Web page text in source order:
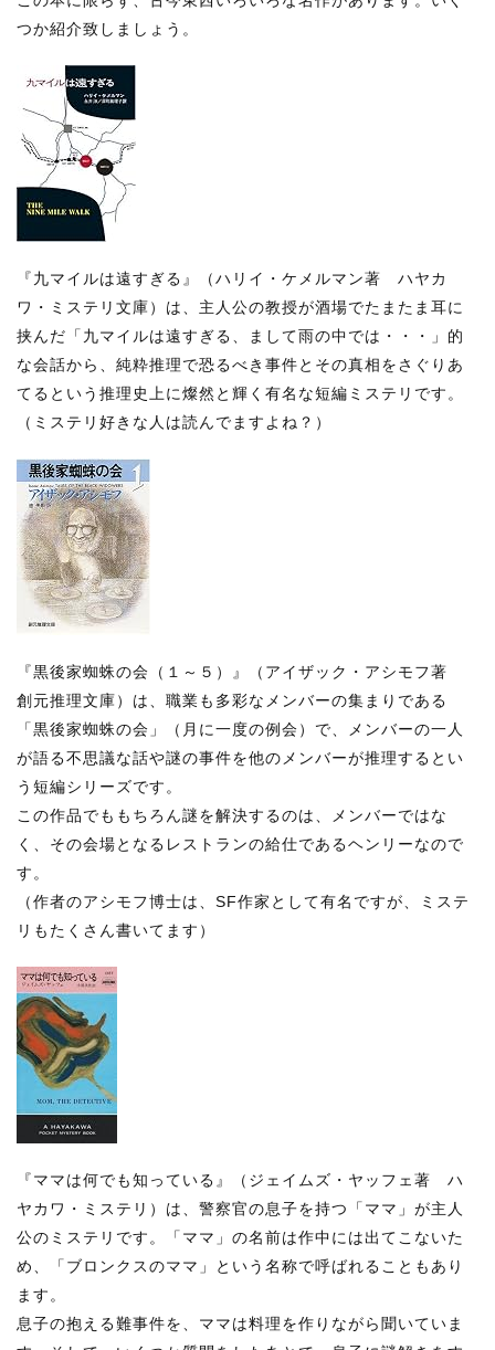
つか紹介致しましょう。
『九マイルは遠すぎる』（ハリイ・ケメルマン著 ハヤカ
ワ・ミステリ文庫）は、主人公の教授が酒場でたまたま耳に
挟んだ「九マイルは遠すぎる、まして雨の中では・・・」的
な会話から、純粋推理で恐るべき事件とその真相をさぐりあ
てるという推理史上に燦然と輝く有名な短編ミステリです。
（ミステリ好きな人は読んでますよね？）
『黒後家蜘蛛の会（１～５）』（アイザック・アシモフ著
創元推理文庫）は、職業も多彩なメンバーの集まりである
「黒後家蜘蛛の会」（月に一度の例会）で、メンバーの一人
が語る不思議な話や謎の事件を他のメンバーが推理するとい
う短編シリーズです。
この作品でももちろん謎を解決するのは、メンバーではな
く、その会場となるレストランの給仕であるヘンリーなので
す。
（作者のアシモフ博士は、SF作家として有名ですが、ミステ
リもたくさん書いてます）
『ママは何でも知っている』（ジェイムズ・ヤッフェ著 ハ
ヤカワ・ミステリ）は、警察官の息子を持つ「ママ」が主人
公のミステリです。「ママ」の名前は作中には出てこないた
め、「ブロンクスのママ」という名称で呼ばれることもあり
ます。
息子の抱える難事件を、ママは料理を作りながら聞いていま